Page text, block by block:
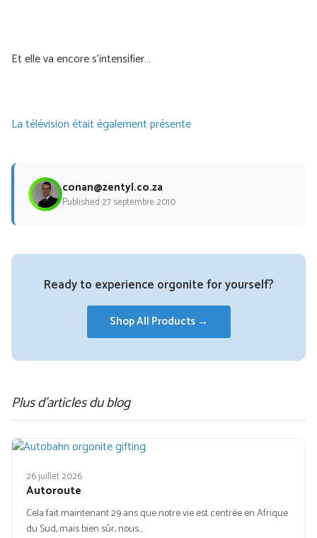
Et elle va encore s'intensifier…
La télévision était également présente
conan@zentyl.co.za
Published 27 septembre 2010
Ready to experience orgonite for yourself?
Shop All Products →
Plus d'articles du blog
26 juillet 2026
Autoroute
Cela fait maintenant 29 ans que notre vie est centrée en Afrique
du Sud, mais bien sûr, nous…